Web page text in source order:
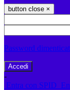
button close ×
Password
-
Entra con SPID